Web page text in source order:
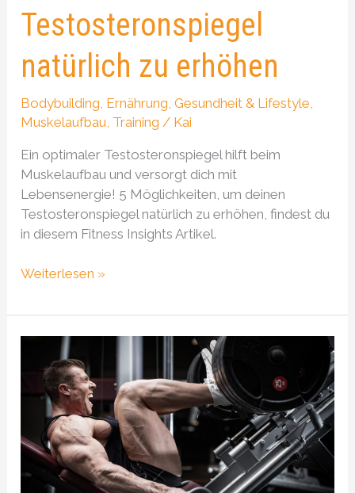
Testosteronspiegel
natürlich zu erhöhen
Bodybuilding Ernährung ,Gesundheit & Lifestyle
Muskelaufbau Training / Kai
Ein optimaler Testosteronspiegel hilft beim
Muskelaufbau und versorgt dich mit
Lebensenergie! 5 Möglichkeiten, um deinen
Testosteronspiegel natürlich zu erhöhen, findest du
in diesem Fitness Insights Artikel.
Weiterlesen »
Gründe,
weshalb
deine
Beine
nicht
wachsen
(schnelle